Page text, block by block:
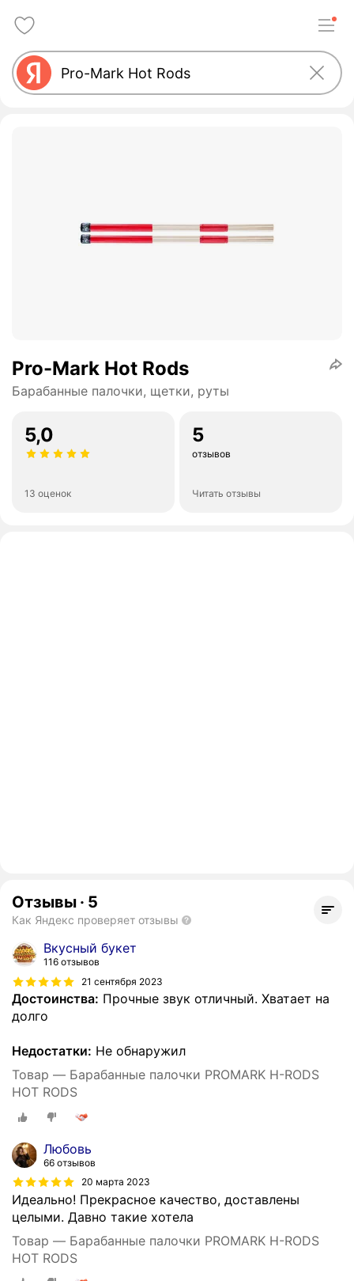
Pro-Mark Hot Rods
Барабанные палочки, щетки, руты
5,0
13 оценок
5
отзывов
Читать отзывы
Отзывы · 5
Как Яндекс проверяет отзывы
Вкусный букет
116 отзывов
21 сентября 2023
Достоинства: Прочные звук отличный. Хватает на
долго
Недостатки: Не обнаружил
Товар — Барабанные палочки PROMARK H-RODS
HOT RODS
Любовь
66 отзывов
20 марта 2023
Идеально! Прекрасное качество, доставлены
целыми. Давно такие хотела
Товар — Барабанные палочки PROMARK H-RODS
HOT RODS